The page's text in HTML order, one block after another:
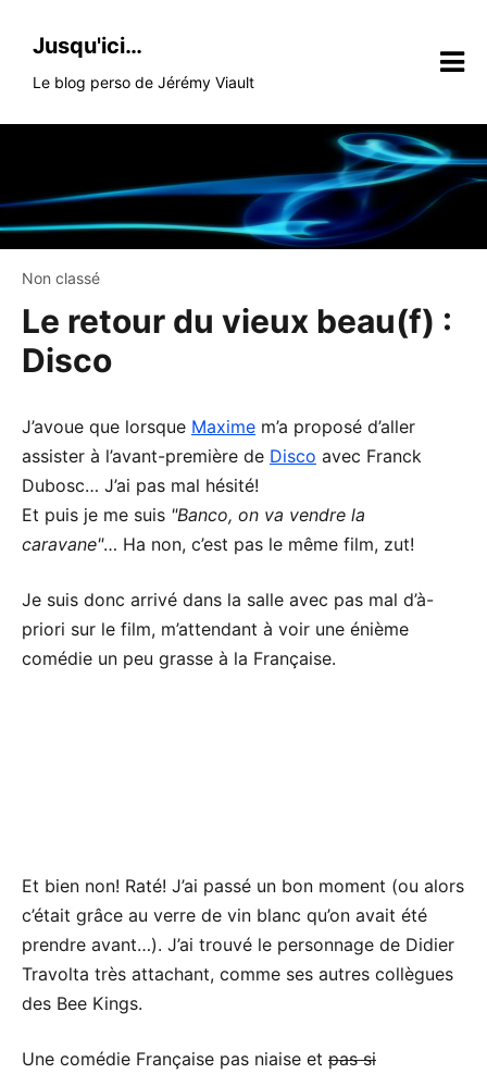
Jusqu'ici…
Le blog perso de Jérémy Viault
Non classé
Le retour du vieux beau(f) :
Disco
J’avoue que lorsque Maxime m’a proposé d’aller
assister à l’avant-première de Disco avec Franck
Dubosc… J’ai pas mal hésité!
Et puis je me suis Banco, on va vendre la
caravane … Ha non, c’est pas le même film, zut!
Je suis donc arrivé dans la salle avec pas mal d’à-
priori sur le film, m’attendant à voir une énième
comédie un peu grasse à la Française.
Et bien non! Raté! J’ai passé un bon moment (ou alors
c’était grâce au verre de vin blanc qu’on avait été
prendre avant…). J’ai trouvé le personnage de Didier
Travolta très attachant, comme ses autres collègues
des Bee Kings.
Une comédie Française pas niaise et pas si